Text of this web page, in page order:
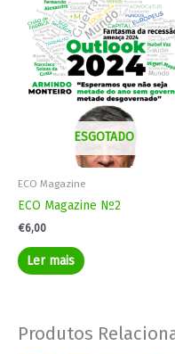
ESGOTADO
ECO Magazine
ECO Magazine Nº2
€6,00
Ler mais
Produtos